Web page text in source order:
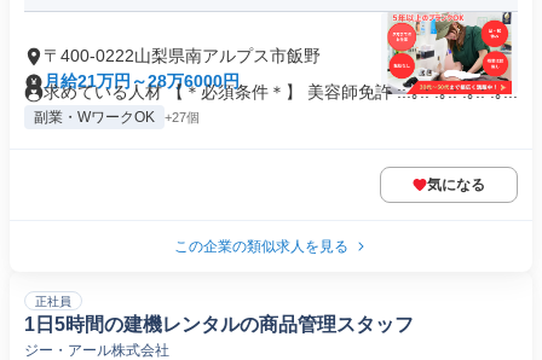
〒400-0222山梨県南アルプス市飯野
月給21万円～28万6000円
求めている人材 【＊必須条件＊】 美容師免許 ::.｡.: .｡.: .｡.: .｡...
副業・WワークOK +27個
気になる
この企業の類似求人を見る
正社員
1日5時間の建機レンタルの商品管理スタッフ
ジー・アール株式会社